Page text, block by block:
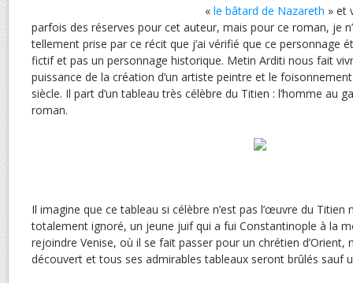
« le bâtard de Nazareth » et
parfois des réserves pour cet auteur, mais pour ce roman, je
tellement prise par ce récit que j’ai vérifié que ce personnage
fictif et pas un personnage historique. Metin Arditi nous fait
puissance de la création d’un artiste peintre et le
siècle. Il part d’un tableau très célèbre du Titien : l’homme au
roman.
Il imagine que ce tableau si célèbre n’est pas l’œuvre du Titien
totalement ignoré, un jeune juif qui a fui Constantinople à la
rejoindre Venise, où il se fait passer pour un chrétien d’Orient,
découvert et tous ses admirables tableaux seront brûlés sauf